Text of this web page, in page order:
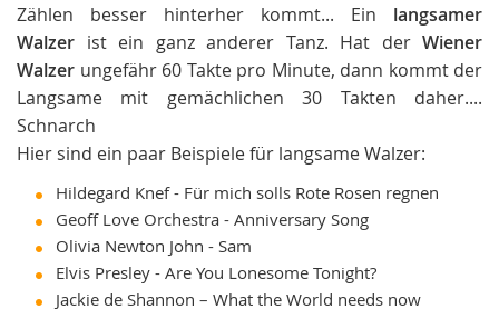
Zählen besser hinterher kommt... Ein langsamer
Walzer ist ein ganz anderer Tanz. Hat der Wiener
Walzer ungefähr 60 Takte pro Minute, dann kommt der
Langsame mit gemächlichen 30 Takten daher....
Schnarch
Hier sind ein paar Beispiele für langsame Walzer:
Hildegard Knef - Für mich solls Rote Rosen regnen
Geoff Love Orchestra - Anniversary Song
Olivia Newton John - Sam
Elvis Presley - Are You Lonesome Tonight?
Jackie de Shannon – What the World needs now